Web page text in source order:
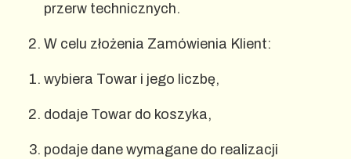
przerw technicznych.
W celu złożenia Zamówienia Klient:
wybiera Towar i jego liczbę,
dodaje Towar do koszyka,
podaje dane wymagane do realizacji